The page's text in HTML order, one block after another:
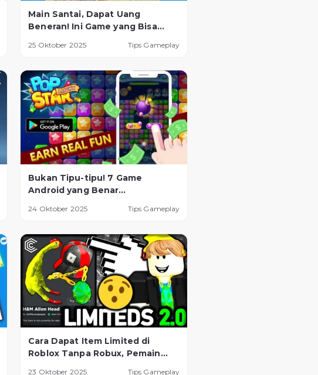
Main Santai, Dapat Uang
Beneran! Ini Game yang Bisa
25 Oktober 2025 Tips Gameplay
Bukan Tipu-tipu! 7 Game
Android yang Benar
Secara Legal
24 Oktober 2025 Tips Gameplay
Cara Dapat Item Limited di
Roblox Tanpa Robux, Pemain
23 Oktober 2025 Tips Gameplay